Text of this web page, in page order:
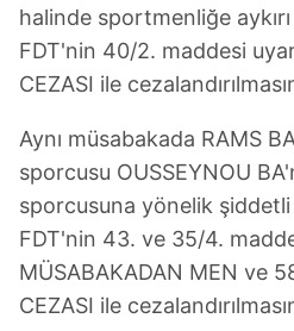
halinde sportmenliğe
FDT'nin 40/2. maddesi
CEZASI ile
Aynı müsabakada RAMS
sporcusu OUSSEYNOU
sporcusuna yönelik
FDT'nin 43. ve 35/4.
MÜSABAKADAN MEN ve
CEZASI ile